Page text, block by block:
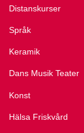
Distanskurser
Språk
Keramik
Dans Musik Teater
Konst
Hälsa Friskvård